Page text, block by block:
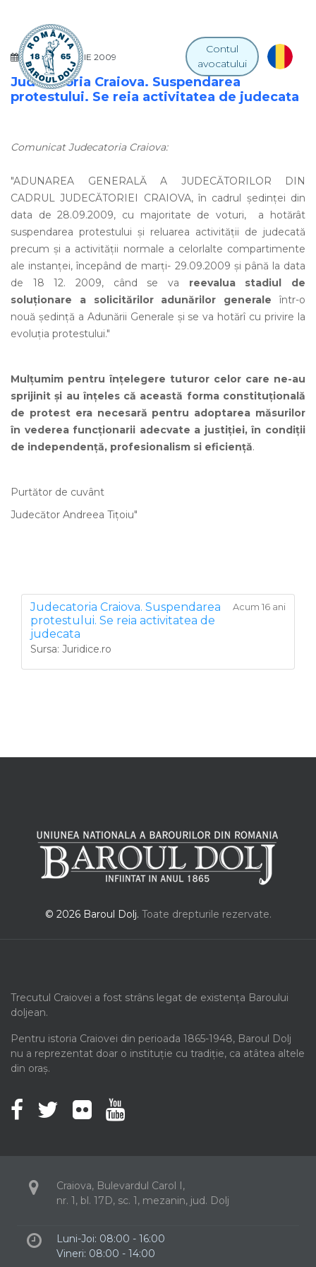
Contul
avocatului
29 SEPTEMBRIE 2009
Judecatoria Craiova. Suspendarea
protestului. Se reia activitatea de judecata
Comunicat Judecatoria Craiova:
"ADUNAREA GENERALĂ A JUDECĂTORILOR DIN
CADRUL JUDECĂTORIEI CRAIOVA, în cadrul şedinţei din
data de 28.09.2009, cu majoritate de voturi, a hotărât
suspendarea protestului şi reluarea activităţii de judecată
precum şi a activităţii normale a celorlalte compartimente
ale instanţei, începând de marţi- 29.09.2009 şi până la data
de 18 12. 2009, când se va reevalua stadiul de
soluţionare a solicitărilor adunărilor generaleîntr-o
nouă şedinţă a Adunării Generale şi se va hotărî cu privire la
evoluţia protestului."
Mulţumim pentru înţelegere tuturor celor care ne-au
sprijinit şi au înţeles că această forma constituţională
de protest era necesară pentru adoptarea măsurilor
în vederea funcţionarii adecvate a justiţiei, în condiţii
de independenţă, profesionalism si eficienţă.
Purtător de cuvânt
Judecător Andreea Tiţoiu"
Judecatoria Craiova. Suspendarea
protestului. Se reia activitatea de
judecata
Acum 16 ani
Sursa: Juridice.ro
© 2026 Baroul Dolj. Toate drepturile rezervate.
Trecutul Craiovei a fost strâns legat de existența Baroului
doljean.
Pentru istoria Craiovei din perioada 1865-1948, Baroul Dolj
nu a reprezentat doar o instituție cu tradiție, ca atâtea altele
din oraș.
Craiova, Bulevardul Carol I,
nr. 1, bl. 17D, sc. 1, mezanin, jud. Dolj
Luni-Joi: 08:00 - 16:00
Vineri: 08:00 - 14:00